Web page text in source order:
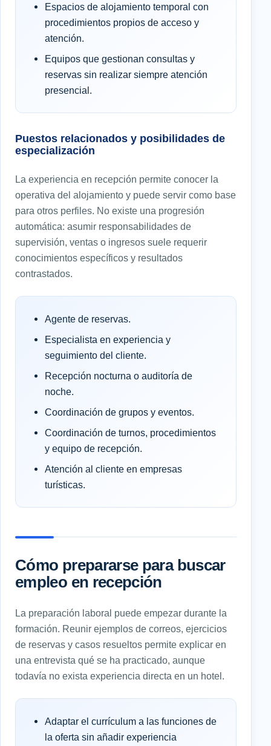
Espacios de alojamiento temporal con
procedimientos propios de acceso y
atención.
Equipos que gestionan consultas y
reservas sin realizar siempre atención
presencial.
Puestos relacionados y posibilidades de
especialización
La experiencia en recepción permite conocer la
operativa del alojamiento y puede servir como base
para otros perfiles. No existe una progresión
automática: asumir responsabilidades de
supervisión, ventas o ingresos suele requerir
conocimientos específicos y resultados
contrastados.
Agente de reservas.
Especialista en experiencia y
seguimiento del cliente.
Recepción nocturna o auditoría de
noche.
Coordinación de grupos y eventos.
Coordinación de turnos, procedimientos
y equipo de recepción.
Atención al cliente en empresas
turísticas.
Cómo prepararse para buscar
empleo en recepción
La preparación laboral puede empezar durante la
formación. Reunir ejemplos de correos, ejercicios
de reservas y casos resueltos permite explicar en
una entrevista qué se ha practicado, aunque
todavía no exista experiencia directa en un hotel.
Adaptar el currículum a las funciones de
la oferta sin añadir experiencia